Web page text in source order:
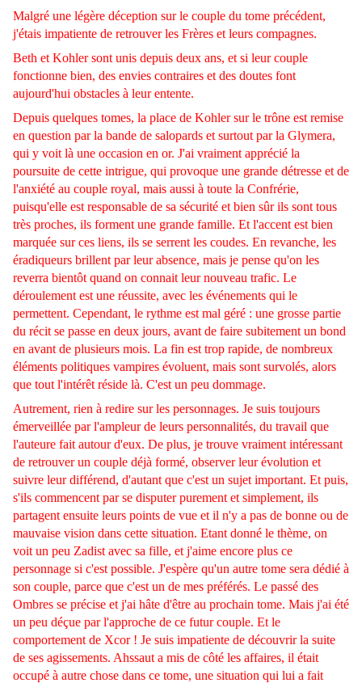
Malgré une légère déception sur le couple du tome précédent,
j'étais impatiente de retrouver les Frères et leurs compagnes.
Beth et Kohler sont unis depuis deux ans, et si leur couple
fonctionne bien, des envies contraires et des doutes font
aujourd'hui obstacles à leur entente.
Depuis quelques tomes, la place de Kohler sur le trône est remise
en question par la bande de salopards et surtout par la Glymera,
qui y voit là une occasion en or. J'ai vraiment apprécié la
poursuite de cette intrigue, qui provoque une grande détresse et de
l'anxiété au couple royal, mais aussi à toute la Confrérie,
puisqu'elle est responsable de sa sécurité et bien sûr ils sont tous
très proches, ils forment une grande famille. Et l'accent est bien
marquée sur ces liens, ils se serrent les coudes. En revanche, les
éradiqueurs brillent par leur absence, mais je pense qu'on les
reverra bientôt quand on connait leur nouveau trafic. Le
déroulement est une réussite, avec les événements qui le
permettent. Cependant, le rythme est mal géré : une grosse partie
du récit se passe en deux jours, avant de faire subitement un bond
en avant de plusieurs mois. La fin est trop rapide, de nombreux
éléments politiques vampires évoluent, mais sont survolés, alors
que tout l'intérêt réside là. C'est un peu dommage.
Autrement, rien à redire sur les personnages. Je suis toujours
émerveillée par l'ampleur de leurs personnalités, du travail que
l'auteure fait autour d'eux. De plus, je trouve vraiment intéressant
de retrouver un couple déjà formé, observer leur évolution et
suivre leur différend, d'autant que c'est un sujet important. Et puis,
s'ils commencent par se disputer purement et simplement, ils
partagent ensuite leurs points de vue et il n'y a pas de bonne ou de
mauvaise vision dans cette situation. Etant donné le thème, on
voit un peu Zadist avec sa fille, et j'aime encore plus ce
personnage si c'est possible. J'espère qu'un autre tome sera dédié à
son couple, parce que c'est un de mes préférés. Le passé des
Ombres se précise et j'ai hâte d'être au prochain tome. Mais j'ai été
un peu déçue par l'approche de ce futur couple. Et le
comportement de Xcor ! Je suis impatiente de découvrir la suite
de ses agissements. Ahssaut a mis de côté les affaires, il était
occupé à autre chose dans ce tome, une situation qui lui a fait